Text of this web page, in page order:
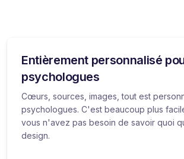
Entièrement personnalisé
psychologues
Cœurs, sources, images, tout est
psychologues. C'est beaucoup plus
vous n'avez pas besoin de savoir quoi
design.